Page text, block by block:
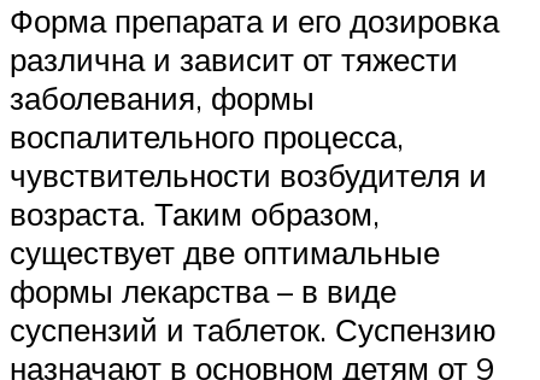
Форма препарата и его дозировка
различна и зависит от тяжести
заболевания, формы
воспалительного процесса,
чувствительности возбудителя и
возраста. Таким образом,
существует две оптимальные
формы лекарства – в виде
суспензий и таблеток. Суспензию
назначают в основном детям от 9